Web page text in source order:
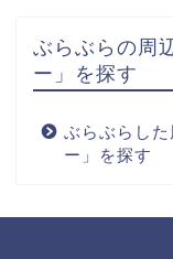
ぶらぶらの周
ー」を探す
ぶらぶらし
ー」を探す